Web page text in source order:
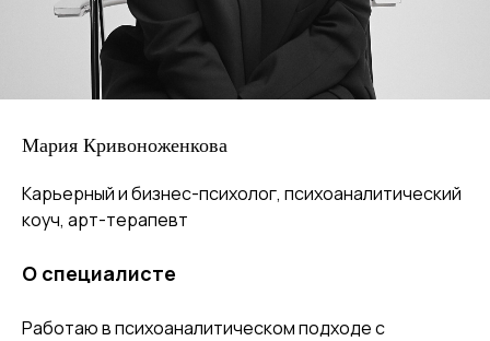
Мария Кривоноженкова
Карьерный и бизнес-психолог, психоаналитический
коуч, арт-терапевт
О специалисте
Работаю в психоаналитическом подходе с